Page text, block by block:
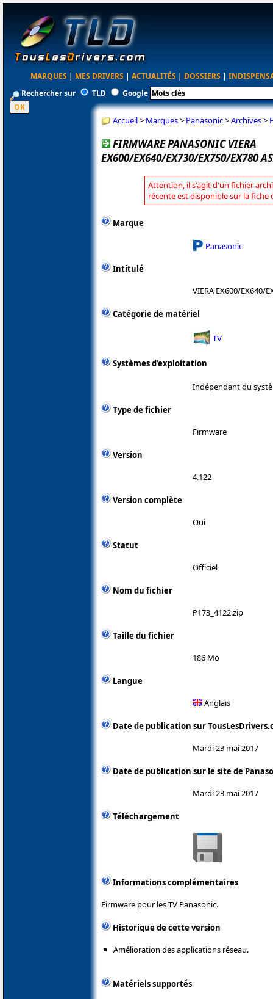
MARQUES | MES DRIVERS | ACTUALITÉS | DOSSIERS |
Rechercher sur
TLD Google
Accueil> Marques> Panasonic>Archives>
FIRMWARE PANASONIC VIERA
EX600/EX640/EX730/EX750/EX780
Attention, il s'agit d'un fichier
récente est disponible sur la fiche
Marque
Panasonic
Intitulé
VIERA EX600/EX640/
Catégorie de matériel
TV
Systèmes d'exploitation
Indépendant du
Type de fichier
Firmware
Version
4.122
Version complète
Oui
Statut
Officiel
Nom du fichier
P173_4122.zip
Taille du fichier
186 Mo
Langue
Anglais
Date de publication sur
Mardi 23 mai 2017
Date de publication sur le site de
Mardi 23 mai 2017
Téléchargement
Informations complémentaires
Firmware pour les TV Panasonic.
Historique de cette version
Amélioration des applications réseau.
Matériels supportés